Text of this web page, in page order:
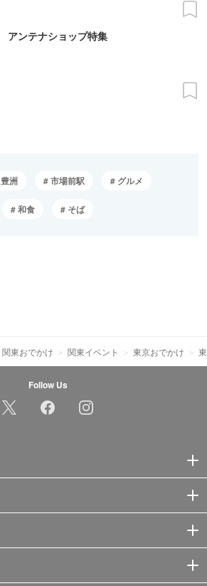
アンテナショップ特集
豊洲 市場前駅 グルメ
和食 そば
関東おでかけ 関東イベント 東京おでかけ
Follow Us